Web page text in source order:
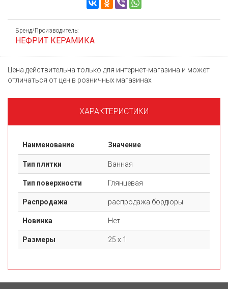
Бренд/Производитель:
НЕФРИТ КЕРАМИКА
Цена действительна только для интернет-магазина и может
отличаться от цен в розничных магазинах
ХАРАКТЕРИСТИКИ
Наименование Значение
Тип плитки Ванная
Тип поверхности Глянцевая
Распродажа распродажа бордюры
Новинка Нет
Размеры 25 х 1